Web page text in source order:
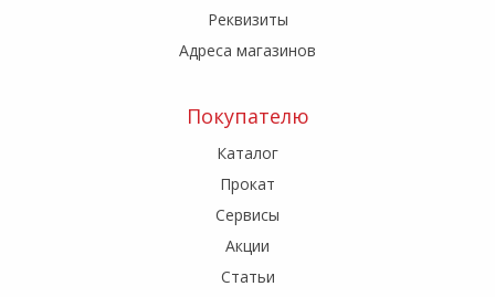
Реквизиты
Адреса магазинов
Покупателю
Каталог
Прокат
Сервисы
Акции
Статьи